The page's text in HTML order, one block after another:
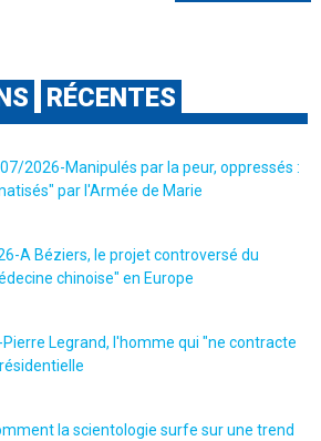
RÉCENTES
2026-Manipulés par la peur, oppressés :
par l'Armée de Marie
A Béziers, le projet controversé du
chinoise" en Europe
Legrand, l'homme qui "ne contracte
la scientologie surfe sur une trend